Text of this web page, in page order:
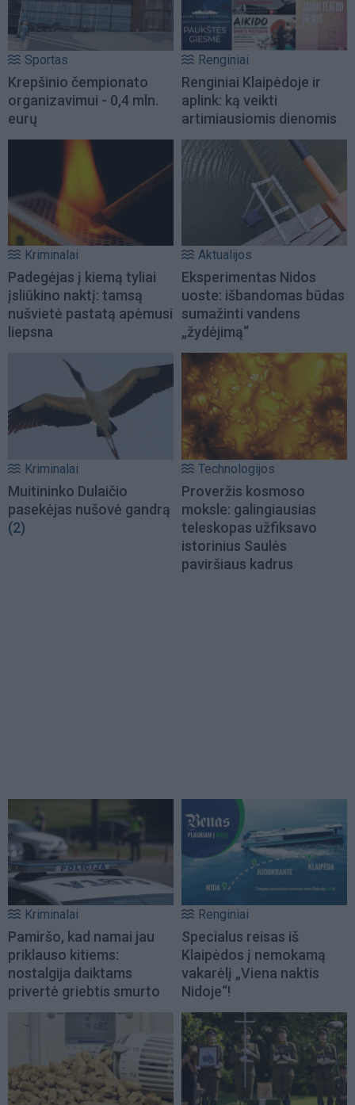
Sportas
Krepšinio čempionato
organizavimui - 0,4 mln.
eurų
Renginiai
Renginiai Klaipėdoje ir
aplink: ką veikti
artimiausiomis dienomis
Kriminalai
Padegėjas į kiemą tyliai
įsliūkino naktį: tamsą
nušvietė pastatą apėmusi
liepsna
Aktualijos
Eksperimentas Nidos
uoste: išbandomas būdas
sumažinti vandens
„žydėjimą“
Kriminalai
Muitininko Dulaičio
pasekėjas nušovė gandrą
(2)
Technologijos
Proveržis kosmoso
moksle: galingiausias
teleskopas užfiksavo
istorinius Saulės
paviršiaus kadrus
Kriminalai
Pamiršo, kad namai jau
priklauso kitiems:
nostalgija daiktams
privertė griebtis smurto
Renginiai
Specialus reisas iš
Klaipėdos į nemokamą
vakarėlį „Viena naktis
Nidoje“!